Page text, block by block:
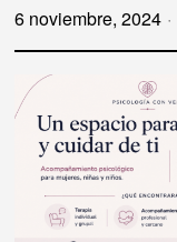
6 noviembre, 2024